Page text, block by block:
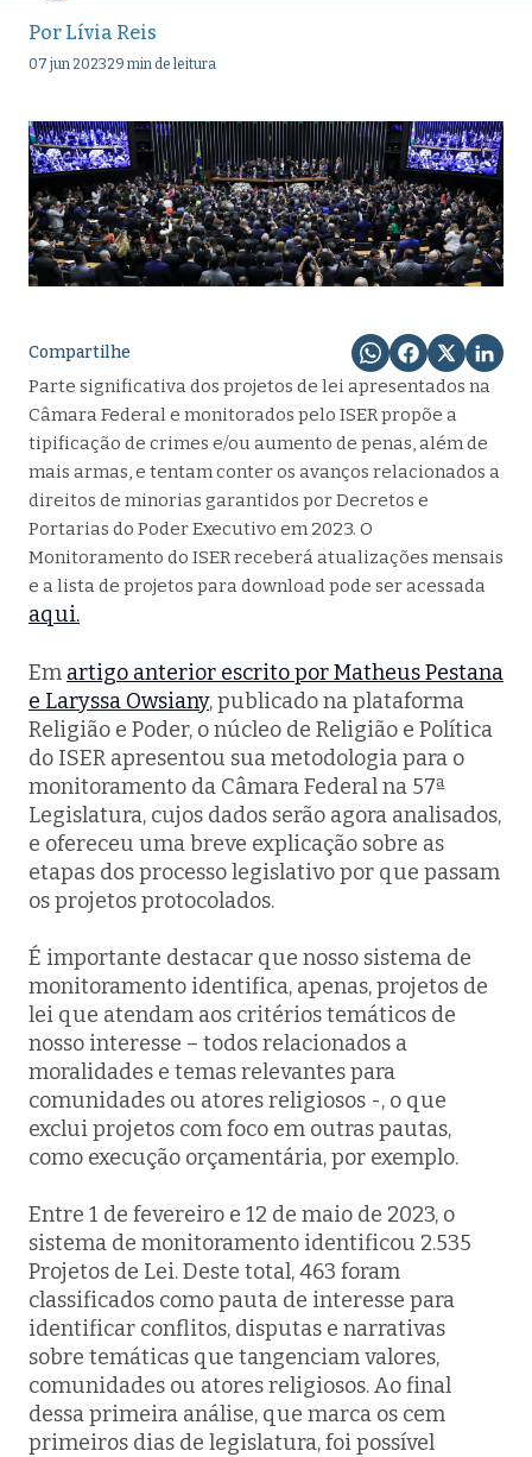
Por Lívia Reis
07 jun 202329 min de leitura
Compartilhe
Parte significativa dos projetos de lei apresentados na
Câmara Federal e monitorados pelo ISER propõe a
tipificação de crimes e/ou aumento de penas, além de
mais armas, e tentam conter os avanços relacionados a
direitos de minorias garantidos por Decretos e
Portarias do Poder Executivo em 2023. O
Monitoramento do ISER receberá atualizações mensais
e a lista de projetos para download pode ser acessada
aqui.
Em artigo anterior escrito por Matheus Pestana
e Laryssa Owsiany, publicado na plataforma
Religião e Poder, o núcleo de Religião e Política
do ISER apresentou sua metodologia para o
monitoramento da Câmara Federal na 57ª
Legislatura, cujos dados serão agora analisados,
e ofereceu uma breve explicação sobre as
etapas dos processo legislativo por que passam
os projetos protocolados.
É importante destacar que nosso sistema de
monitoramento identifica, apenas, projetos de
lei que atendam aos critérios temáticos de
nosso interesse – todos relacionados a
moralidades e temas relevantes para
comunidades ou atores religiosos -, o que
exclui projetos com foco em outras pautas,
como execução orçamentária, por exemplo.
Entre 1 de fevereiro e 12 de maio de 2023, o
sistema de monitoramento identificou 2.535
Projetos de Lei. Deste total, 463 foram
classificados como pauta de interesse para
identificar conflitos, disputas e narrativas
sobre temáticas que tangenciam valores,
comunidades ou atores religiosos. Ao final
dessa primeira análise, que marca os cem
primeiros dias de legislatura, foi possível